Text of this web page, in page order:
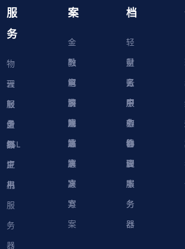
服
务
物
理
服
务
器
云
服
务
器
轻
量
级
应
用
服
务
器
虚
拟
主
机
SSL
证
书
案
金
融
解
决
方
案
教
育
解
决
方
案
电
商
解
决
方
案
游
戏
解
决
方
案
网
站
解
决
方
案
档
轻
量
云
服
务
器
财
务
中
心
账
户
中
心
服
务
协
议
软
件
脚
本
物
理
服
务
器
云
服
务
器